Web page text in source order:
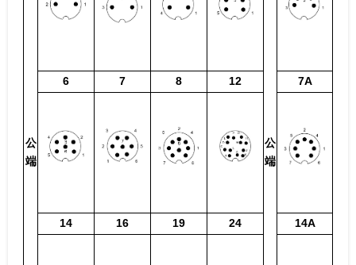
公
端
公
端
6 7 8 12 7A
14 16 19 24 14A